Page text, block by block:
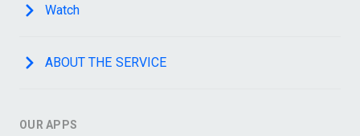
Watch
ABOUT THE SERVICE
OUR APPS